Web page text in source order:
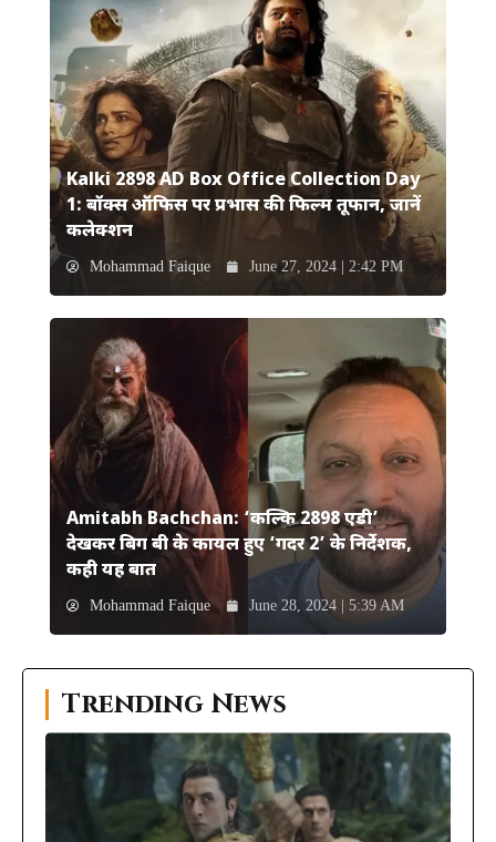
Kalki 2898 AD Box Office Collection Day
1: बॉक्स ऑफिस पर प्रभास की फिल्म तूफान, जानें
कलेक्शन
Mohammad Faique June 27, 2024 | 2:42 PM
Amitabh Bachchan: ‘कल्कि 2898 एडी’
देखकर बिग बी के कायल हुए ‘गदर 2’ के निर्देशक,
कही यह बात
Mohammad Faique June 28, 2024 | 5:39 AM
Trending News